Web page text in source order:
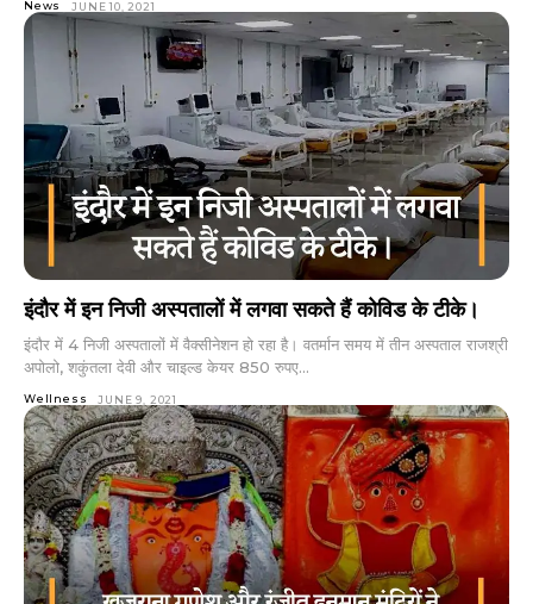
News JUNE 10, 2021
इंदौर में इन निजी अस्पतालों में लगवा सकते हैं कोविड के टीके।
इंदौर में 4 निजी अस्पतालों में वैक्सीनेशन हो रहा है। वतर्मान समय में तीन अस्पताल राजश्री
अपोलो, शकुंतला देवी और चाइल्ड केयर 850 रुपए...
Wellness JUNE 9, 2021